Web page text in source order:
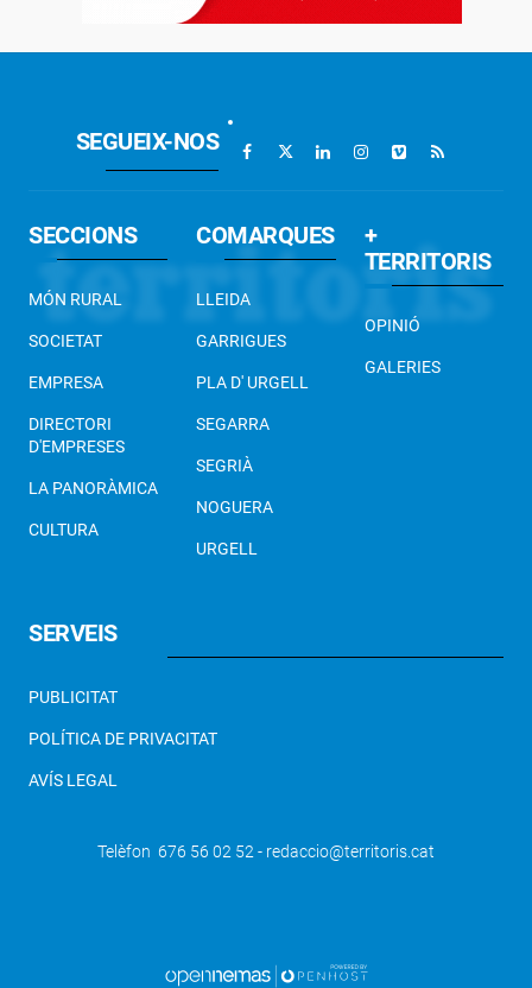
SEGUEIX-NOS
SECCIONS
MÓN RURAL
SOCIETAT
EMPRESA
DIRECTORI
D'EMPRESES
LA PANORÀMICA
CULTURA
COMARQUES
LLEIDA
GARRIGUES
PLA D' URGELL
SEGARRA
SEGRIÀ
NOGUERA
URGELL
+
TERRITORIS
OPINIÓ
GALERIES
SERVEIS
PUBLICITAT
POLÍTICA DE PRIVACITAT
AVÍS LEGAL
Telèfon 676 56 02 52 - redaccio@territoris.cat